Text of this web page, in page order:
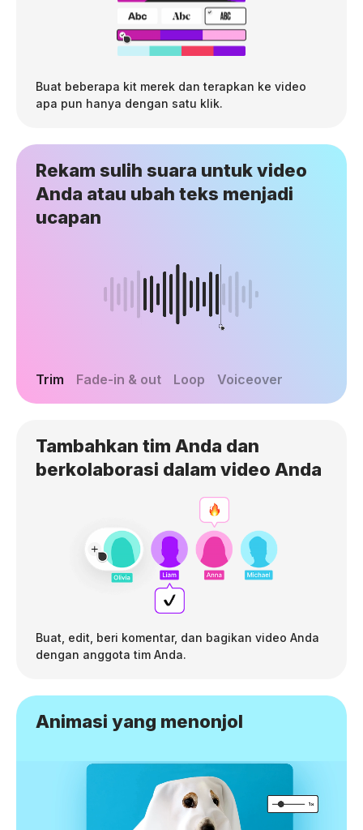
Rekam sulih suara untuk video
Anda atau ubah teks menjadi
ucapan
Trim Fade-in & out Loop Voiceover
Buat beberapa kit merek dan terapkan ke video
apa pun hanya dengan satu klik.
Tambahkan tim Anda dan
berkolaborasi dalam video Anda
Buat, edit, beri komentar, dan bagikan video Anda
dengan anggota tim Anda.
Animasi yang menonjol